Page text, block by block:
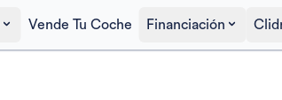
Vende Tu Coche Financiación